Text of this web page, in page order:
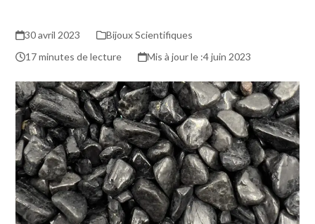
30 avril 2023
Bijoux Scientifiques
17 minutes de lecture
4 juin 2023